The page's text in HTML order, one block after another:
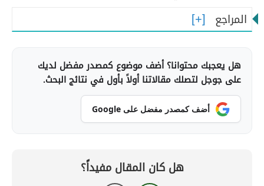
المراجع
هل يعجبك محتوانا؟ أضف موضوع كمصدر مفضل لديك
على جوجل لتصلك مقالاتنا أولاً بأول في نتائج البحث.
أضف كمصدر مفضل على Google
هل كان المقال مفيداً؟